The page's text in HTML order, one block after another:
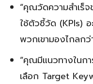
“คุณวัดความสำเร็
ใช้ตัวชี้วัด (KPIs) อ
พวกเขามองไกลก
“คุณมีแนวทางในก
เลือก Target